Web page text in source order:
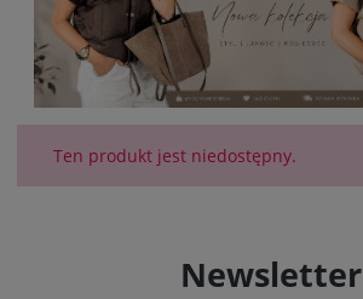
Ten produkt jest niedostępny.
Newsletter